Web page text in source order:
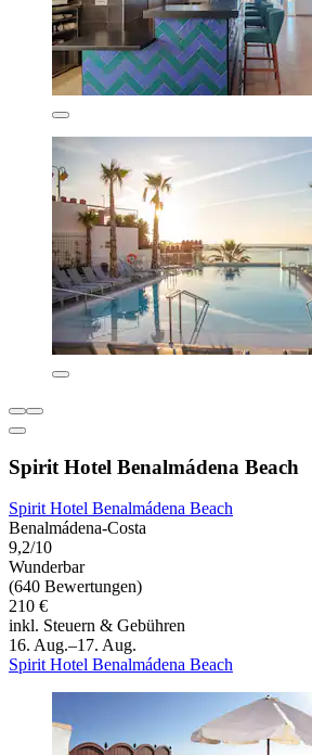
Spirit Hotel Benalmádena Beach
Spirit Hotel Benalmádena Beach
Benalmádena-Costa
9,2/10
Wunderbar
(640 Bewertungen)
210 €
inkl. Steuern & Gebühren
16. Aug.–17. Aug.
Spirit Hotel Benalmádena Beach